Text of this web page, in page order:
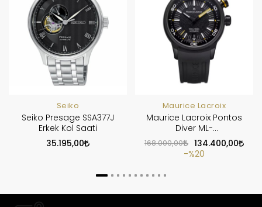
Seiko
Seiko Presage SSA377J
Erkek Kol Saati
35.195,00
Maurice Lacroix
Maurice Lacroix Pontos
Diver ML-
PT6248DLB00330-2
168.000,00
134.400,00
%20